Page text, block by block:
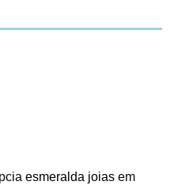
esmeralda joias em